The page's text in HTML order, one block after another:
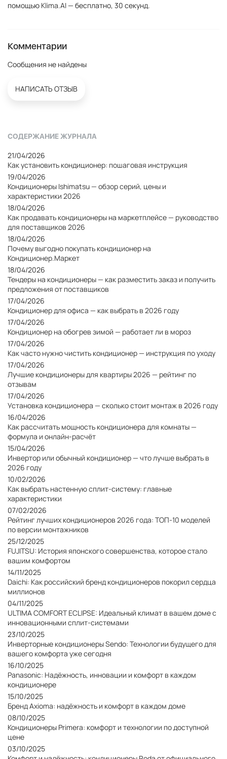
помощью Klima.AI— бесплатно, 30 секунд.
Комментарии
Сообщения не найдены
НАПИСАТЬ ОТЗЫВ
СОДЕРЖАНИЕ ЖУРНАЛА
21/04/2026
Как установить кондиционер: пошаговая инструкция
19/04/2026
Кондиционеры Ishimatsu — обзор серий, цены и
характеристики 2026
18/04/2026
Как продавать кондиционеры на маркетплейсе — руководство
для поставщиков 2026
18/04/2026
Почему выгодно покупать кондиционер на
Кондиционер.Маркет
18/04/2026
Тендеры на кондиционеры — как разместить заказ и получить
предложения от поставщиков
17/04/2026
Кондиционер для офиса — как выбрать в 2026 году
17/04/2026
Кондиционер на обогрев зимой — работает ли в мороз
17/04/2026
Как часто нужно чистить кондиционер — инструкция по уходу
17/04/2026
Лучшие кондиционеры для квартиры 2026 — рейтинг по
отзывам
17/04/2026
Установка кондиционера — сколько стоит монтаж в 2026 году
16/04/2026
Как рассчитать мощность кондиционера для комнаты —
формула и онлайн-расчёт
15/04/2026
Инвертор или обычный кондиционер — что лучше выбрать в
2026 году
10/02/2026
Как выбрать настенную сплит-систему: главные
характеристики
07/02/2026
Рейтинг лучших кондиционеров 2026 года: ТОП-10 моделей
по версии монтажников
25/12/2025
FUJITSU: История японского совершенства, которое стало
вашим комфортом
14/11/2025
Daichi: Как российский бренд кондиционеров покорил сердца
миллионов
04/11/2025
ULTIMA COMFORT ECLIPSE: Идеальный климат в вашем доме с
инновационными сплит-системами
23/10/2025
Инверторные кондиционеры Sendo: Технологии будущего для
вашего комфорта уже сегодня
16/10/2025
Panasonic: Надёжность, инновации и комфорт в каждом
кондиционере
15/10/2025
Бренд Axioma: надёжность и комфорт в каждом доме
08/10/2025
Кондиционеры Primera: комфорт и технологии по доступной
цене
03/10/2025